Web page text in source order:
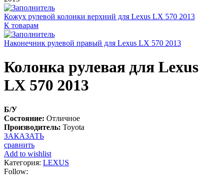
Кожух рулевой колонки верхний для Lexus LX 570 2013
К товарам
Наконечник рулевой правый для Lexus LX 570 2013
Колонка рулевая для Lexus
LX 570 2013
Б/У
Состояние: Отличное
Производитель: Toyota
ЗАКАЗАТЬ
сравнить
Add to wishlist
Категория: LEXUS
Follow: